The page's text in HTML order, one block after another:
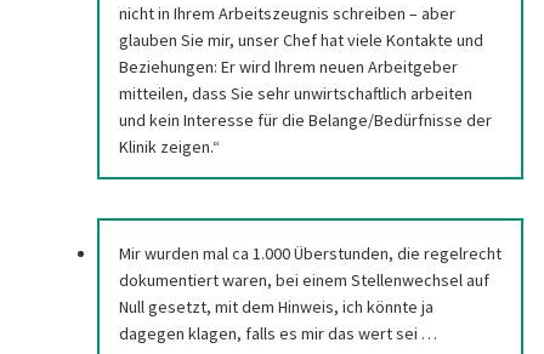
nicht in Ihrem Arbeitszeugnis schreiben – aber
glauben Sie mir, unser Chef hat viele Kontakte und
Beziehungen: Er wird Ihrem neuen Arbeitgeber
mitteilen, dass Sie sehr unwirtschaftlich arbeiten
und kein Interesse für die Belange/Bedürfnisse der
Klinik zeigen.“
Mir wurden mal ca 1.000 Überstunden, die regelrecht
dokumentiert waren, bei einem Stellenwechsel auf
Null gesetzt, mit dem Hinweis, ich könnte ja
dagegen klagen, falls es mir das wert sei …